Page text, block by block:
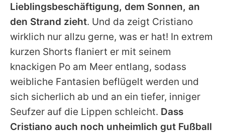
Lieblingsbeschäftigung, dem Sonnen, an
den Strand zieht. Und da zeigt Cristiano
wirklich nur allzu gerne, was er hat! In extrem
kurzen Shorts flaniert er mit seinem
knackigen Po am Meer entlang, sodass
weibliche Fantasien beflügelt werden und
sich sicherlich ab und an ein tiefer, inniger
Seufzer auf die Lippen schleicht. Dass
Cristiano auch noch unheimlich gut Fußball